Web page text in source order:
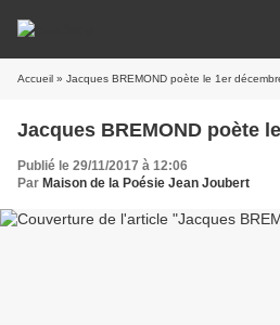
Accueil » Jacques BREMOND poète le 1er
Jacques BREMOND poète
Publié le 29/11/2017 à 12:06
Par Maison de la Poésie Jean Joubert